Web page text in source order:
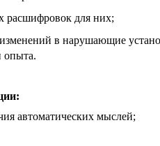
расшифровок для них;
в нарушающие
опыта.
автоматических мыслей;